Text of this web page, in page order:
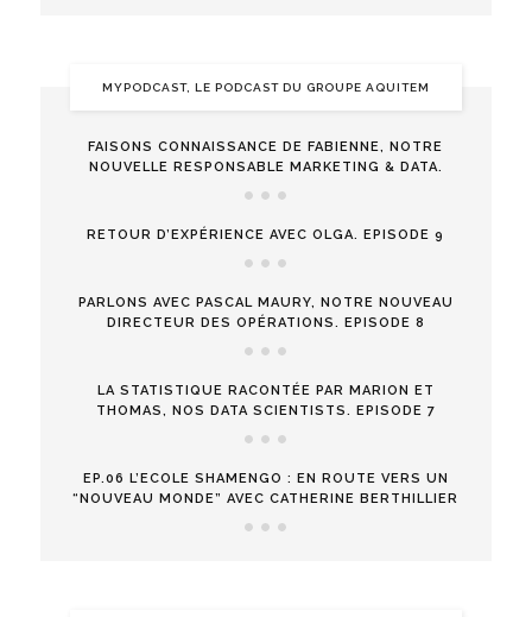
MYPODCAST, LE PODCAST DU GROUPE AQUITEM
FAISONS CONNAISSANCE DE FABIENNE, NOTRE
NOUVELLE RESPONSABLE MARKETING & DATA.
RETOUR D’EXPÉRIENCE AVEC OLGA. EPISODE 9
PARLONS AVEC PASCAL MAURY, NOTRE NOUVEAU
DIRECTEUR DES OPÉRATIONS. EPISODE 8
LA STATISTIQUE RACONTÉE PAR MARION ET
THOMAS, NOS DATA SCIENTISTS. EPISODE 7
EP.06 L’ECOLE SHAMENGO : EN ROUTE VERS UN
“NOUVEAU MONDE” AVEC CATHERINE BERTHILLIER